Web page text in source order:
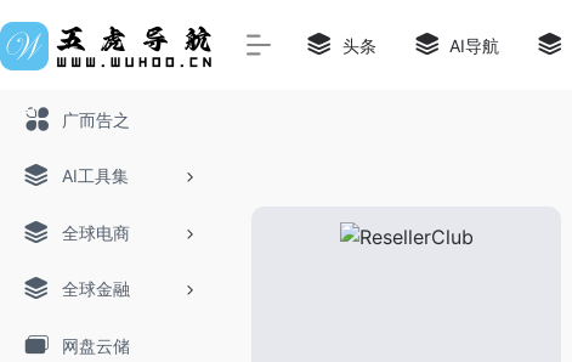
广而告之
AI工具集
全球电商
全球金融
网盘云储
头条 AI导航